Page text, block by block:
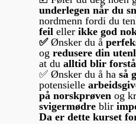
underlegen når du
nordmenn fordi du
feil eller ikke god
✅ Ønsker du å
og redusere din
at du alltid blir
✅ Ønsker du å ha så
potensielle
på norskprøven og
svigermødre blir
Da er dette kurset